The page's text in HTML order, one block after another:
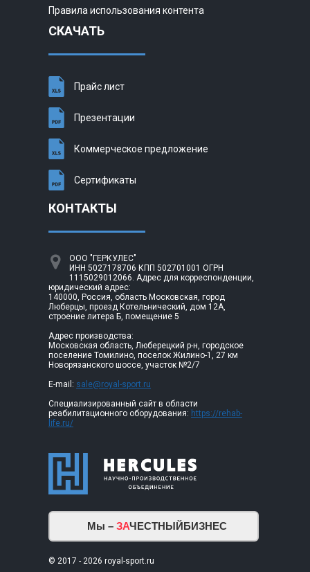
Правила использования контента
СКАЧАТЬ
Прайс лист
Презентации
Коммерческое предложение
Сертификаты
КОНТАКТЫ
ООО "ГЕРКУЛЕС"
ИНН 5027178706 КПП 502701001 ОГРН
1115029012066. Адрес для корреспонденции,
юридический адрес:
140000, Россия, область Московская, город
Люберцы, проезд Котельнический, дом 12А,
строение литера Б, помещение 5
Адрес производства:
Московская область, Люберецкий р-н, городское
поселение Томилино, поселок Жилино-1, 27 км
Новорязанского шоссе, участок №2/7
E-mail: sale@royal-sport.ru
Специализированный сайт в области
реабилитационного оборудования: https://rehab-
life.ru/
Мы – ЗАЧЕСТНЫЙБИЗНЕС
© 2017 - 2026 royal-sport.ru